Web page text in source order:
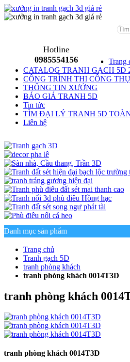
Hotline
0985554156
Trang
CATALOG TRANH GẠCH 5D
CÔNG TRÌNH THI CÔNG
THÔNG TIN XƯỞNG
BÁO GIÁ TRANH 5D
Tin tức
TÌM ĐẠI LÝ TRANH 5D
Liên hệ
Danh mục sản phẩm
Trang chủ
Tranh gạch 5D
tranh phòng khách
tranh phòng khách 0014T3D
tranh phòng khách
tranh phòng khách 0014T3D